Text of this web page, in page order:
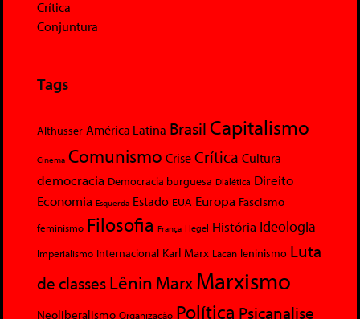
Crítica
Conjuntura
Tags
Althusser América Latina Brasil Capitalismo
Cinema Comunismo Crise Crítica Cultura
democracia Democracia burguesa Dialética Direito
Economia Esquerda Estado EUA Europa Fascismo
feminismo Filosofia França Hegel História Ideologia
Imperialismo Internacional Karl Marx Lacan leninismo Luta
de classesLênin MarxMarxismo
Neoliberalismo Organização Política Psicanalise